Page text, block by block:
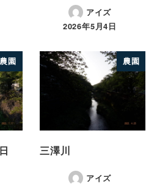
アイズ
2026年5月4日
農園 農園
三澤川
アイズ